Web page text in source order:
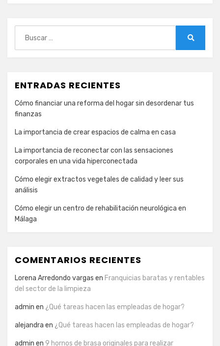
ENTRADAS RECIENTES
Cómo financiar una reforma del hogar sin desordenar tus
finanzas
La importancia de crear espacios de calma en casa
La importancia de reconectar con las sensaciones
corporales en una vida hiperconectada
Cómo elegir extractos vegetales de calidad y leer sus
análisis
Cómo elegir un centro de rehabilitación neurológica en
Málaga
COMENTARIOS RECIENTES
Lorena Arredondo vargas en Franquicias baratas y rentables
del sector de la limpieza
admin en ¿Qué tareas hacen las empleadas de hogar?
alejandra en ¿Qué tareas hacen las empleadas de hogar?
admin en 9 hornos de brasa originales para realizar